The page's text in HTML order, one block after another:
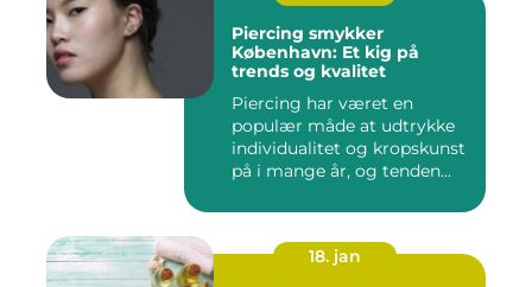
Piercing smykker
København: Et kig på
trends og kvalitet
Piercing har været en
populær måde at udtrykke
individualitet og kropskunst
på i mange år, og tenden...
18. jan